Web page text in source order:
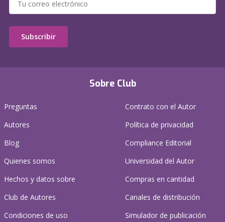
Sobre Club
Preguntas
Autores
Blog
Quienes somos
Hechos y datos sobre
Club de Autores
Condiciones de uso
Contrato con el Autor
Política de privacidad
Compliance Editorial
Universidad del Autor
Compras en cantidad
Canales de distribución
Simulador de publicación
Subscribir